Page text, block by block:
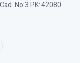
No:3 PK: 42080